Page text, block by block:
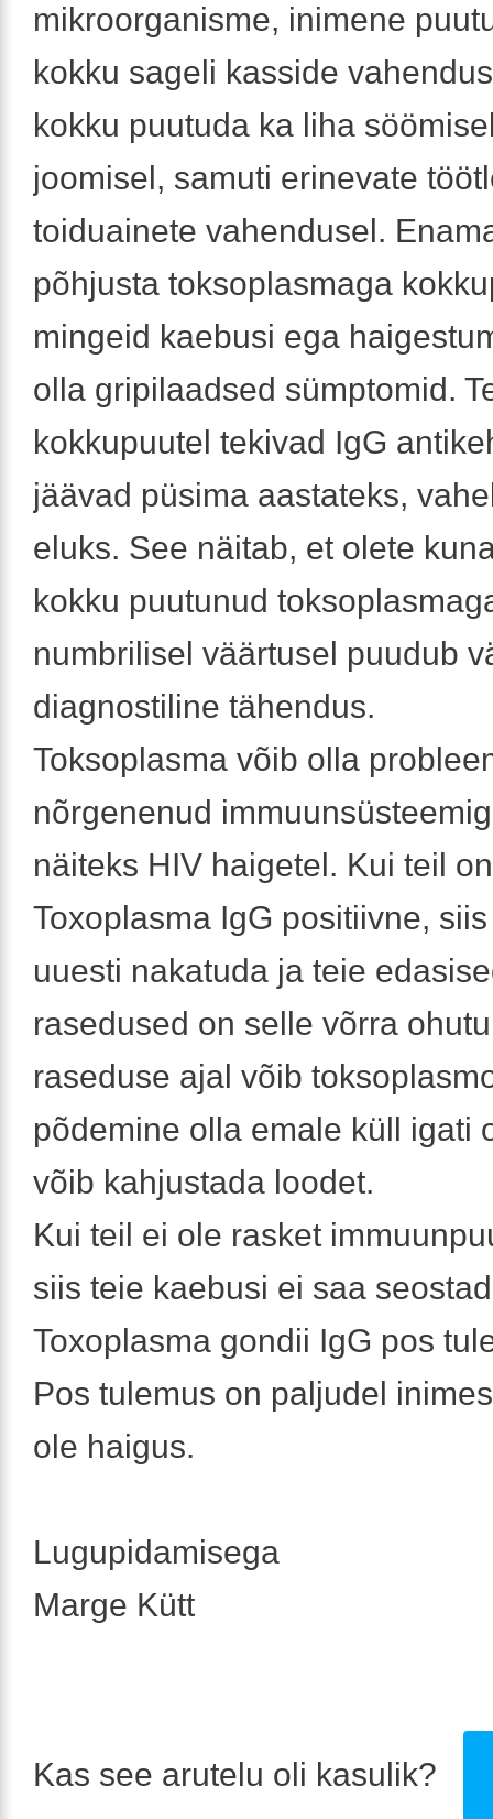
mikroorganisme, inimene
kokku sageli kasside
kokku puutuda ka liha
joomisel, samuti erinevate
toiduainete vahendusel.
põhjusta toksoplasmaga
mingeid kaebusi ega
olla gripilaadsed sümptomid.
kokkupuutel tekivad IgG
jäävad püsima aastateks,
eluks. See näitab, et olete
kokku puutunud
numbrilisel väärtusel puudub
diagnostiline tähendus.
Toksoplasma võib olla
nõrgenenud
näiteks HIV haigetel. Kui teil on
Toxoplasma IgG positiivne,
uuesti nakatuda ja teie
rasedused on selle võrra
raseduse ajal võib
põdemine olla emale küll igati
võib kahjustada loodet.
Kui teil ei ole rasket
siis teie kaebusi ei saa
Toxoplasma gondii IgG pos
Pos tulemus on paljudel
ole haigus.
Lugupidamisega
Marge Kütt
Kas see arutelu oli kasulik?